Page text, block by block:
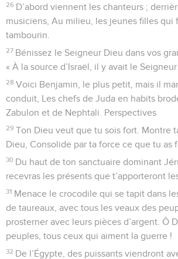
26 D’abord viennent les chanteurs ;
musiciens, Au milieu, les jeunes filles qui
tambourin.
27 Bénissez le Seigneur Dieu dans vos
« À la source d’Israël, il y avait le Seigneur
28 Voici Benjamin, le plus petit, mais il
conduit, Les chefs de Juda en habits
Zabulon et de Nephtali. Perspectives
29 Ton Dieu veut que tu sois fort. Montre
Dieu, Consolide par ta force ce que tu as
30 Du haut de ton sanctuaire dominant
recevras les présents que t’apporteront
31 Menace le crocodile qui se tapit dans
de taureaux, avec tous les veaux des
prosterner avec leurs pièces d’argent. Ô
peuples, tous ceux qui aiment la guerre !
32 De l’Égypte, des puissants viendront